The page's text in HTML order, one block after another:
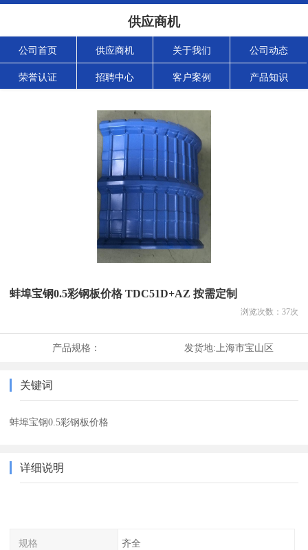
供应商机
公司首页 供应商机 关于我们 公司动态
荣誉认证 招聘中心 客户案例 产品知识
蚌埠宝钢0.5彩钢板价格 TDC51D+AZ 按需定制
浏览次数： 37次
产品规格： 发货地: 上海市宝山区
关键词
蚌埠宝钢0.5彩钢板价格
详细说明
规格 齐全